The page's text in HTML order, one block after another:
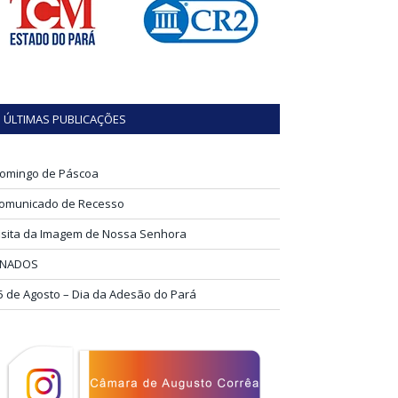
ÚLTIMAS PUBLICAÇÕES
de Páscoa
de Recesso
da Imagem de Nossa Senhora
de Agosto – Dia da Adesão do Pará